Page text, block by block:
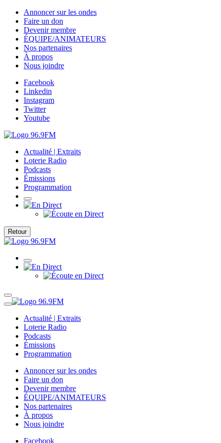
Annoncer sur les ondes
Faire un don
Devenir membre
ÉQUIPE/ANIMATEURS
Nos partenaires
À propos
Nous joindre
Facebook
Linkedin
Instagram
Twitter
Youtube
Actualité | Extraits
Loterie Radio
Podcasts
Émissions
Programmation
Retour
Actualité | Extraits
Loterie Radio
Podcasts
Émissions
Programmation
Annoncer sur les ondes
Faire un don
Devenir membre
ÉQUIPE/ANIMATEURS
Nos partenaires
À propos
Nous joindre
Facebook